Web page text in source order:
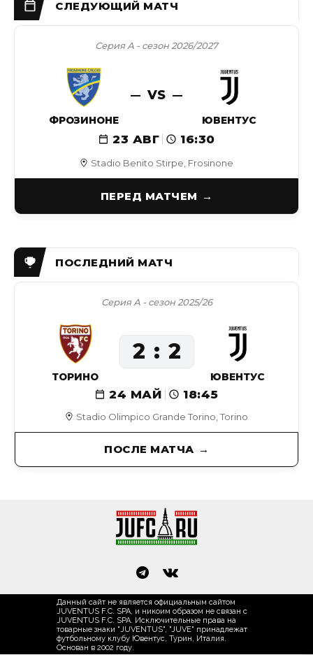
Stadio Benito Stirpe, Frosinone
Серия А - сезон 2026/2027
ФРОЗИНОНЕ
VS
ЮВЕНТУС
23 АВГ 16:30
ПЕРЕД МАТЧЕМ
Stadio Olimpico Grande Torino, Torino
Серия А - сезон 2025/26
24 МАЙ 18:45
ТОРИНО
2 2
ЮВЕНТУС
ПОСЛЕ МАТЧА
Данный сайт не является официальным сайтом
JUVENTUS F.C. SPA, и никоим образом не связан с
JUVENTUS F.C. SPA. Исключительные права на
товарные знаки "JUVENTUS", "JUVE" принадлежат
футбольному клубу Ювентус, Турин, Италия.
Основан в 2002 году.